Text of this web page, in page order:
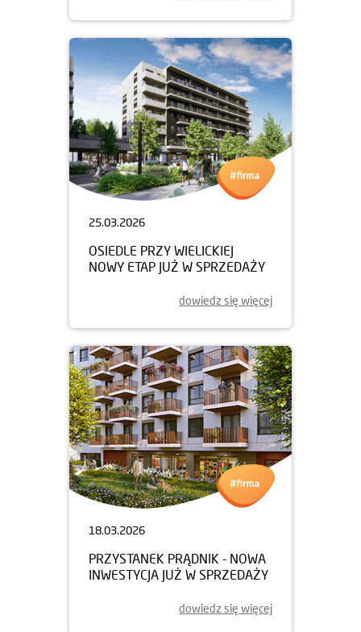
25.03.2026
OSIEDLE PRZY WIELICKIEJ
NOWY ETAP JUŻ W SPRZEDAŻY
dowiedz się więcej
18.03.2026
PRZYSTANEK PRĄDNIK - NOWA
INWESTYCJA JUŻ W SPRZEDAŻY
dowiedz się więcej